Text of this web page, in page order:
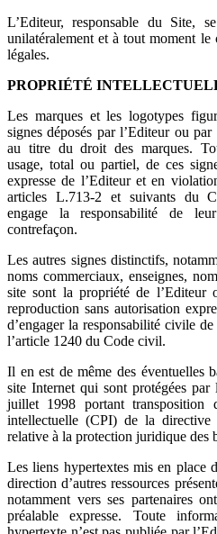
L’Editeur, responsable du Site,
unilatéralement et à tout moment le
légales.
PROPRIÉTÉ
Les marques et les logotypes
signes déposés par l’Editeur ou
au titre du droit des marques.
usage, total ou partiel, de ces
expresse de l’Editeur et en
articles L.713-2 et suivants du
engage la responsabilité de
contrefaçon.
Les autres signes distinctifs,
noms commerciaux, enseignes,
site sont la propriété de l’Editeur
reproduction sans autorisation
d’engager la responsabilité civile
l’article 1240 du Code civil.
Il en est de même des éventuelles
site Internet qui sont protégées
juillet 1998 portant
intellectuelle (CPI) de la directive
relative à la protection juridique des
Les liens hypertextes mis en place
direction d’autres ressources
notamment vers ses partenaires
préalable expresse. Toute